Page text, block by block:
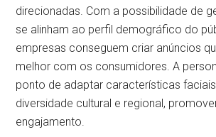
direcionadas. Com a possibilidade de
se alinham ao perfil demográfico do
empresas conseguem criar anúncios
melhor com os consumidores. A
ponto de adaptar características
diversidade cultural e regional,
engajamento.